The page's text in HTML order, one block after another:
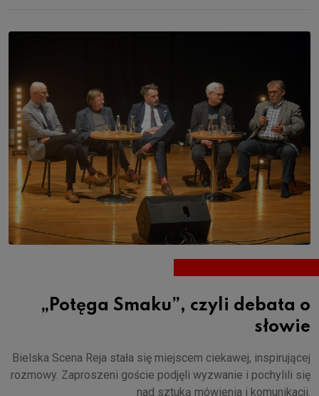
„Potęga Smaku”, czyli debata o
słowie
Bielska Scena Reja stała się miejscem ciekawej, inspirującej
rozmowy. Zaproszeni goście podjęli wyzwanie i pochylili się
nad sztuką mówienia i komunikacji.